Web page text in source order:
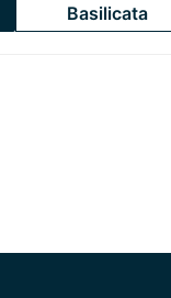
Basilicata